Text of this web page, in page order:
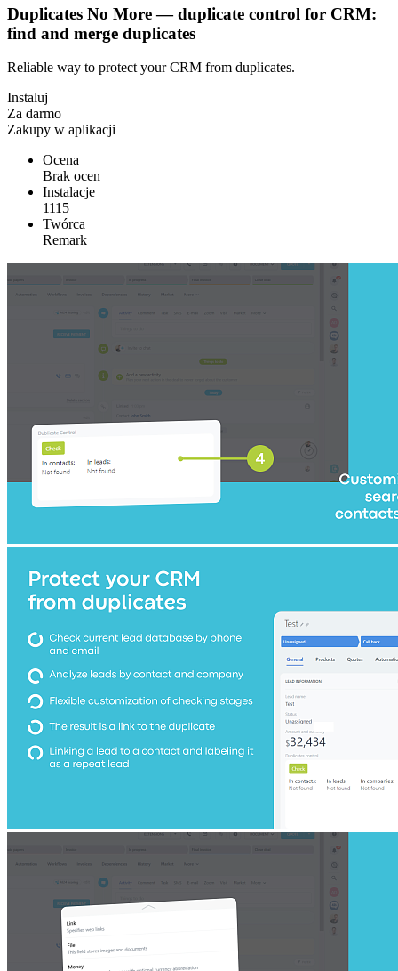
Duplicates No More — duplicate control for CRM:
find and merge duplicates
Reliable way to protect your CRM from duplicates.
Instaluj
Za darmo
Zakupy w aplikacji
Ocena
Brak ocen
Instalacje
1115
Twórca
Remark